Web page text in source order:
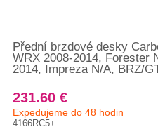
Přední brzdové desky
WRX 2008-2014, Forester
2014, Impreza N/A, BRZ/
231.60 €
Expedujeme do 48 hodin
4166RC5+